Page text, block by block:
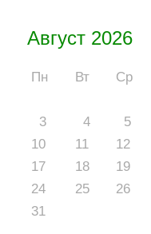
Август 2026
Пн Вт Ср
3
4 5
10
11 12
17
18 19
24
25 26
31